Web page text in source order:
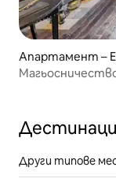
Апартамент –
Други типове